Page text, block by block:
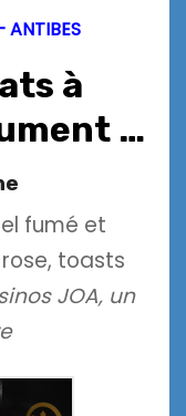
ANTIBES
à
…
fumé et
toasts
JOA, un